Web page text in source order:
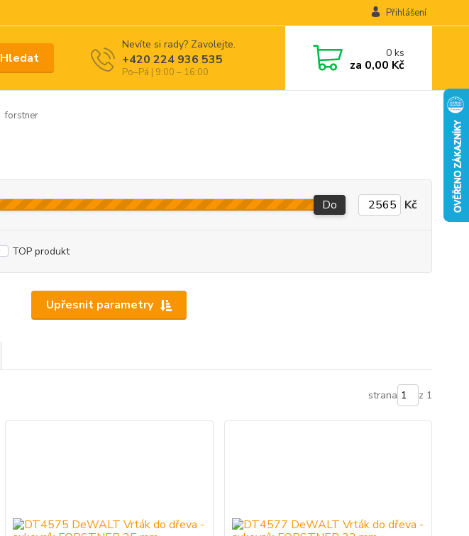
Přihlášení
Hledat
Nevíte si rady? Zavolejte.
+420 224 936 535
Po–Pá | 9:00 – 16:00
0ks
za 0,00 Kč
forstner
Upřesnit parametry
Do Kč
TOP produkt
strana z 1